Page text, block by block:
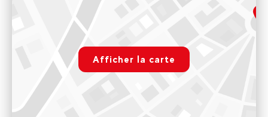
Paramétrer
Bureau ouvert au public sur les mêmes dates que l'ouverture
de la station, été comme hiver
Voir sur Google Maps
Au centre du village, place de l'horloge
Bureau ouvert au public sur les mêmes dates que l'ouverture
Afficher la carte